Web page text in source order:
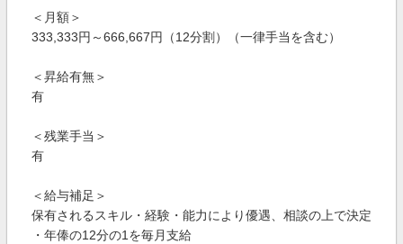
＜月額＞
333,333円～666,667円（12分割）（一律手当を含む）
＜昇給有無＞
有
＜残業手当＞
有
＜給与補足＞
保有されるスキル・経験・能力により優遇、相談の上で決定
・年俸の12分の1を毎月支給